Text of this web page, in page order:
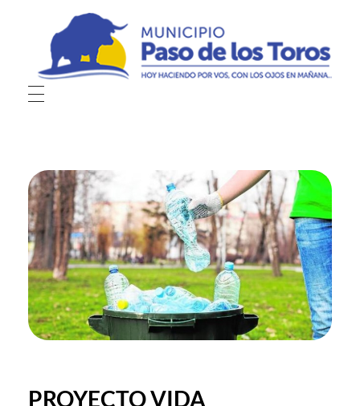
Municipio de Paso de los Toros
Hoy haciendo para vos, con los ojos en mañana
PROYECTO VIDA